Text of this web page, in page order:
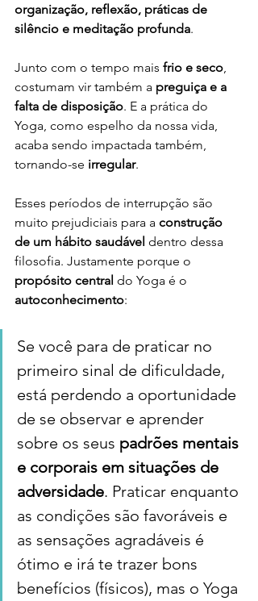
organização, reflexão, práticas de
silêncio e meditação profunda.
Junto com o tempo mais frio e seco,
costumam vir também a preguiça e a
falta de disposição. E a prática do
Yoga, como espelho da nossa vida,
acaba sendo impactada também,
tornando-se irregular.
Esses períodos de interrupção são
muito prejudiciais para a construção
de um hábito saudável dentro dessa
filosofia. Justamente porque o
propósito central do Yoga é o
autoconhecimento:
Se você para de praticar no
primeiro sinal de dificuldade,
está perdendo a oportunidade
de se observar e aprender
sobre os seus padrões mentais
e corporais em situações de
adversidade. Praticar enquanto
as condições são favoráveis e
as sensações agradáveis é
ótimo e irá te trazer bons
benefícios (físicos), mas o Yoga